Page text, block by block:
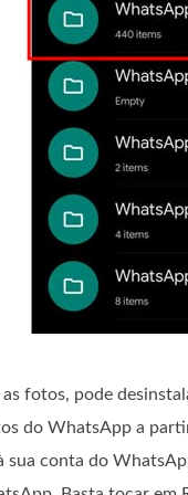
fotos, pode
do WhatsApp a
conta do